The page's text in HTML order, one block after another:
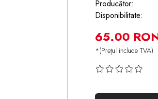
Producător:
Disponibilitate:
65.00
*(Prețul include TVA)